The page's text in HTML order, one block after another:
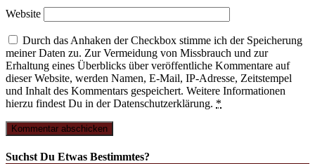
Website
Durch das Anhaken der Checkbox stimme ich der Speicherung
meiner Daten zu. Zur Vermeidung von Missbrauch und zur
Erhaltung eines Überblicks über veröffentliche Kommentare auf
dieser Website, werden Namen, E-Mail, IP-Adresse, Zeitstempel
und Inhalt des Kommentars gespeichert. Weitere Informationen
hierzu findest Du in der Datenschutzerklärung. *
Suchst Du Etwas Bestimmtes?